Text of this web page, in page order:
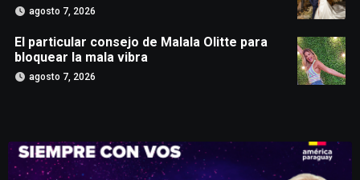
agosto 7, 2026
El particular consejo de Malala Olitte para
bloquear la mala vibra
agosto 7, 2026